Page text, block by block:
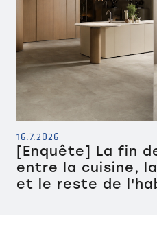
16.7.2026
[Enquête] La fin
entre la cuisine,
et le reste de